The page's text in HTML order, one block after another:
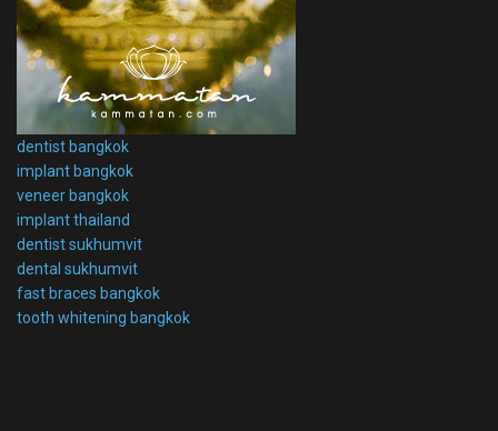
dentist bangkok
implant bangkok
veneer bangkok
implant thailand
dentist sukhumvit
dental sukhumvit
fast braces bangkok
tooth whitening bangkok